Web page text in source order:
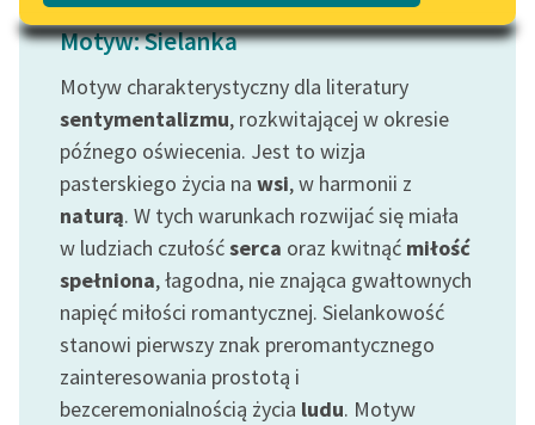
uczennic i uczniów z
niepełnosprawnościami
E-kolekcja lektur
szkolnych i literatury do
słuchania dla uczennic i
uczniów z
niepełnosprawnościami
Feministyczne inspiracje.
Popularyzacja
skandynawskiej literatury
feministycznej
Ręce pełne poezji
Motyw: Sielanka
Motyw charakterystyczny dla literatury
sentymentalizmu, rozkwitającej w okresie
późnego oświecenia. Jest to wizja
pasterskiego życia na wsi, w harmonii z
naturą. W tych warunkach rozwijać się miała
w ludziach czułośćserca oraz kwitnąć miłość
spełniona, łagodna, nie znająca gwałtownych
napięć miłości romantycznej. Sielankowość
stanowi pierwszy znak preromantycznego
zainteresowania prostotą i
bezceremonialnością życia ludu. Motyw